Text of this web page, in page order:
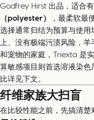
Godfrey Hirst 出品，适合
（polyester）
，最柔软最
选择通常归结为预算与使
上、没有极端污渍风险，
和宠物的家庭，Triexta 是
算敏感项目则首选溶液染
比详见下文。
纤维家族大扫盲
在比较性能之前，先搞清楚